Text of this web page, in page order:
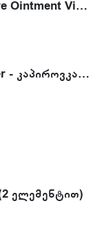
Microblading Aftercare Ointment Vitamin A&D
Tattoo Transfer Papper - კაპიროვკა - ტატუს ესკიზის კოპირების ქაღალდი
ელემენტით)